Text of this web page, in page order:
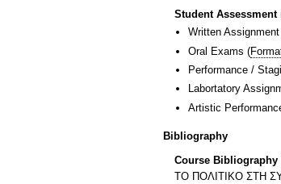
Student Assessment
Written Assignment
Oral Exams (
Performance /
Labortatory
Artistic
Bibliography
Course Bibliography
ΤΟ ΠΟΛΙΤΙΚΟ ΣΤΗ